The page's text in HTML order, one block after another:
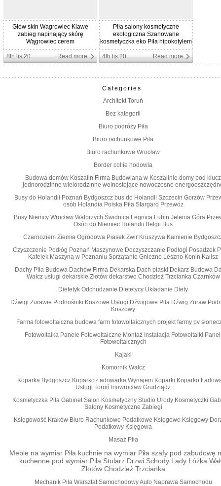
Glow skin Wagrowiec Klawe
zabieg napinający skórę
Wągrowiec cerem
8th lis 20 Read more
Piła salony kosmetyczne
ekologiczna Szanowane
kosmetyczka eko Piła hipokotylem
4th lis 20 Read more
Categories
Architekt Toruń
Bez kategorii
Biuro podróży Piła
Biuro rachunkowe Piła
Biuro rachunkowe Wrocław
Border collie hodowla
Budowa domów Koszalin Firma Budowlana w Koszalinie domy pod klucz
jednorodzinne wielorodzinne wolnostojące nowoczesne
Busy do Holandii Poznań Bydgoszcz bus do Holandii Szczecin Gorzów
osób Holandia Polska Piła Stargard Przewóz
Busy Niemcy Wrocław Wałbrzych Świdnica Legnica Lubin Jelenia Góra
Osób do Niemiec Holandii Belgii Bus
Czarnoziem Ziemia Ogrodowa Piasek Żwir Kruszywa Kamienie
Czyszczenie Podłóg Poznań Maszynowe Doczyszczanie Podłogi Posadzek
Kafelek Maszyną w Poznaniu Sprzątanie Gniezno Leszno Konin Kalisz
Dachy Piła Budowa Dachów Firma Dekarska Dach płaski Dekarz Budowa
Wałcz usługi dekarskie Złotów dekarstwo Chodzież Trzcianka Czarnków
Dietetyk Odchudzanie Dietetycy Układanie Diety
Dźwigi Żurawie Podnośniki Koszowe Usługi Dźwigowe Piła Dźwig Żuraw
Koszowy
Farma fotowoltaiczna budowa farm fotowoltaicznych projekt farmy pv
Fotowoltaika Panele Fotowoltaiczne Montaż Instalacja Fotowoltaiki
Fotowoltaicznych
Kajaki
Komornik Wałcz
Koparka Bydgoszcz Koparko Ładowarka Wynajem Koparki Koparko
Usługi Toruń Inowrocław Grudziądz
Kosmetyczka Piła Gabinet Salon Kosmetyczny Studio Urody Kosmetyczki
Salony Kosmetyczne Zabiegi
Księgowość Kraków Biuro Rachunkowe Podatkowe Księgowe Księgowy
Podatkowy Księgowa
Masaż Piła
Meble na wymiar Piła kuchnie na wymiar Piła szafy pod zabudowę
kuchenne pod wymiar Piła Stolarz Drzwi Schody Lady Łóżka
Złotów Chodzież Trzcianka
Mechanik Piła Warsztat Samochodowy Auto Naprawa Samochodu